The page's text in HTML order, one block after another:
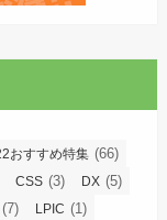
おすすめ特集 (66)
CSS (3) DX (5)
LPIC (1)